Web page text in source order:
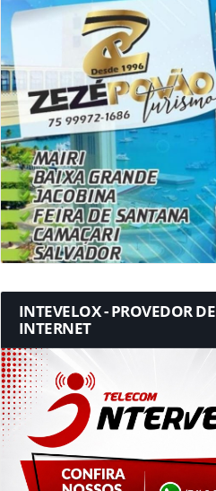
INTEVELOX - PROVEDOR DE
INTERNET